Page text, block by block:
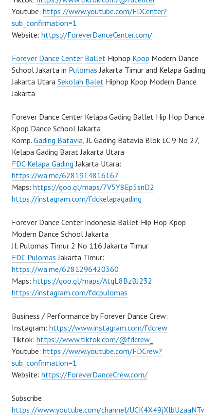
Youtube: https://www.youtube.com/FDCenter?
sub_confirmation=1
Website: https://ForeverDanceCenter.com/
Forever Dance Center Ballet Hiphop Kpop Modern Dance
School Jakarta in Pulomas Jakarta Timur and Kelapa Gading
Jakarta Utara Sekolah Balet Hiphop Kpop Modern Dance
Jakarta
Forever Dance Center Kelapa Gading Ballet Hip Hop Dance
Kpop Dance School Jakarta
Komp. Gading Batavia, Jl. Gading Batavia Blok LC 9 No 27,
Kelapa Gading Barat Jakarta Utara
FDC Kelapa Gading Jakarta Utara:
https://wa.me/6281914816167
Maps: https://goo.gl/maps/7V5Y8Ep5snD2
https://instagram.com/fdckelapagading
Forever Dance Center Indonesia Ballet Hip Hop Kpop
Modern Dance School Jakarta
Jl. Pulomas Timur 2 No 116 Jakarta Timur
FDC Pulomas Jakarta Timur:
https://wa.me/6281296420360
Maps: https://goo.gl/maps/AtqL8BzBJ232
https://instagram.com/fdcpulomas
Business / Performance by Forever Dance Crew:
Instagram: https://www.instagram.com/fdcrew
Tiktok: https://www.tiktok.com/@fdcrew_
Youtube: https://www.youtube.com/FDCrew?
sub_confirmation=1
Website: https://ForeverDanceCrew.com/
Subscribe:
https://www.youtube.com/channel/UCK4X49jXlbUzaaNTv